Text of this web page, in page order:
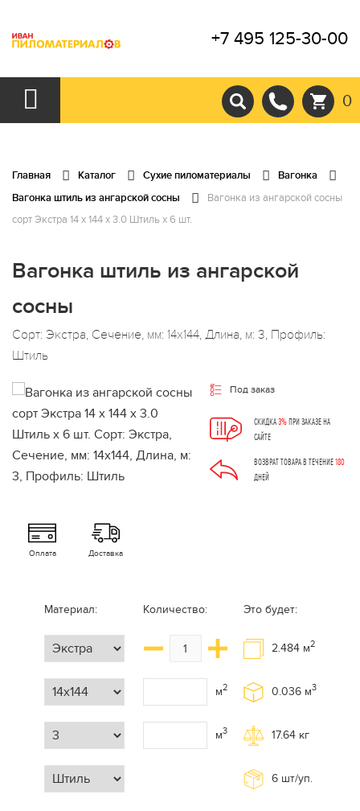
+7 495 125-30-00
0
Главная Каталог Сухие пиломатериалы
Вагонка
Вагонка штиль из ангарской сосны
Вагонка из ангарской сосны
сорт Экстра 14 x 144 x 3.0 Штиль x 6 шт.
Вагонка штиль из ангарской
сосны
Сорт: Экстра, Сечение, мм: 14x144, Длина, м: 3, Профиль:
Штиль
Под заказ
СКИДКА3%ПРИ ЗАКАЗЕ НА
САЙТЕ
ВОЗВРАТ ТОВАРА В ТЕЧЕНИЕ180
ДНЕЙ
Оплата Доставка
Материал: Количество:
м2
м3
Это будет:
2.484 м2
0.036 м3
17.64 кг
6 шт/уп.